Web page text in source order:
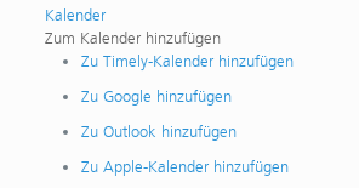
Kalender
Zum Kalender hinzufügen
Zu Timely-Kalender hinzufügen
Zu Google hinzufügen
Zu Outlook hinzufügen
Zu Apple-Kalender hinzufügen